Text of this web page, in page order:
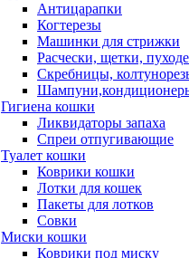
Антицарапки
Когтерезы
Машинки для стрижки
Расчески, щетки,
Скребницы,
Гигиена кошки
Ликвидаторы запаха
Спреи отпугивающие
Туалет кошки
Коврики кошки
Лотки для кошек
Пакеты для лотков
Совки
Миски кошки
Коврики под миску